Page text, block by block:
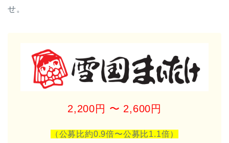
せ。
2,200円 〜 2,600円
（公募比約0.9倍〜公募比1.1倍）